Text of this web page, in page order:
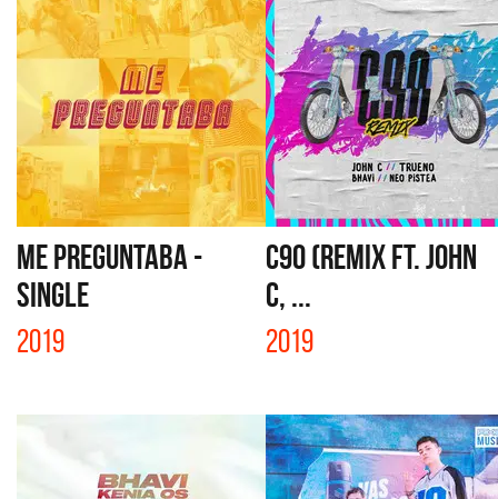
ME PREGUNTABA -
SINGLE
2019
C90 (REMIX FT. JOHN
C, ...
2019